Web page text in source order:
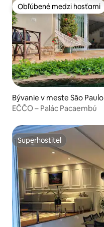
Obľúbené medzi hosťami
Obľúbené medzi hosťami
Bývanie v meste São Paulo
EČČO – Palác Pacaembú
Superhostiteľ
Superhostiteľ